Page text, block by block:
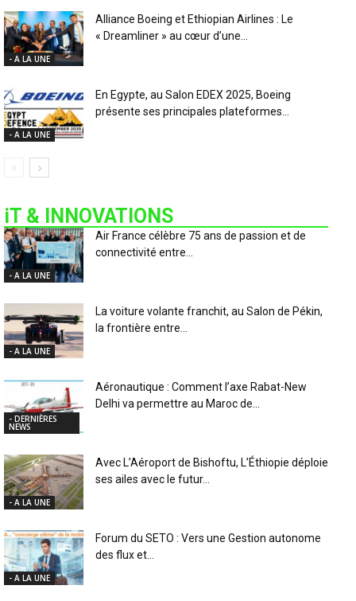
- A LA UNE
Alliance Boeing et Ethiopian Airlines : Le
« Dreamliner » au cœur d’une...
- A LA UNE
En Egypte, au Salon EDEX 2025, Boeing
présente ses principales plateformes...
iT & INNOVATIONS
- A LA UNE
Air France célèbre 75 ans de passion et de
connectivité entre...
- A LA UNE
La voiture volante franchit, au Salon de Pékin,
la frontière entre...
- DERNIÈRES
NEWS
Aéronautique : Comment l’axe Rabat-New
Delhi va permettre au Maroc de...
- A LA UNE
Avec L’Aéroport de Bishoftu, L’Éthiopie déploie
ses ailes avec le futur...
- A LA UNE
Forum du SETO : Vers une Gestion autonome
des flux et...